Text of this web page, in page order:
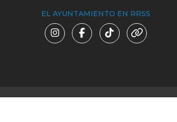
EL AYUNTAMIENTO EN RRSS